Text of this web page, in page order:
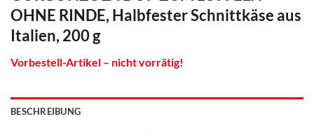
OHNE RINDE, Halbfester Schnittkäse aus
Italien, 200 g
Vorbestell-Artikel – nicht vorrätig!
BESCHREIBUNG